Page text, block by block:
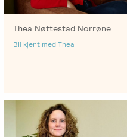
Thea Nøttestad Norrøne
Bli kjent med Thea